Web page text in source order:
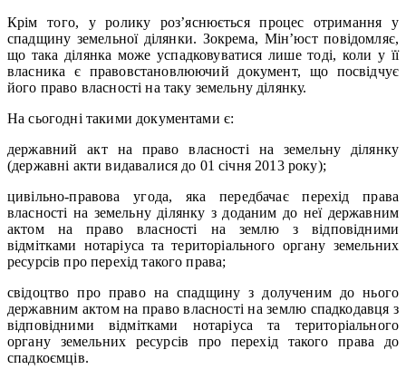
Крім того, у ролику роз’яснюється процес отримання у
спадщину земельної ділянки. Зокрема, Мін’юст повідомляє,
що така ділянка може успадковуватися лише тоді, коли у її
власника є правовстановлюючий документ, що посвідчує
його право власності на таку земельну ділянку.
На сьогодні такими документами є:
державний акт на право власності на земельну ділянку
(державні акти видавалися до 01 січня 2013 року);
цивільно-правова угода, яка передбачає перехід права
власності на земельну ділянку з доданим до неї державним
актом на право власності на землю з відповідними
відмітками нотаріуса та територіального органу земельних
ресурсів про перехід такого права;
свідоцтво про право на спадщину з долученим до нього
державним актом на право власності на землю спадкодавця з
відповідними відмітками нотаріуса та територіального
органу земельних ресурсів про перехід такого права до
спадкоємців.